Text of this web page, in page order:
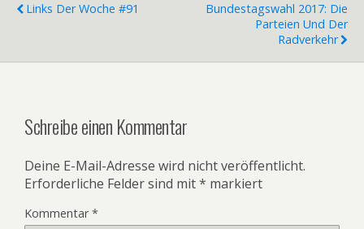
Links Der Woche #91
Bundestagswahl 2017: Die
Parteien Und Der
Radverkehr
Schreibe einen Kommentar
Deine E-Mail-Adresse wird nicht veröffentlicht.
Erforderliche Felder sind mit* markiert
Kommentar*